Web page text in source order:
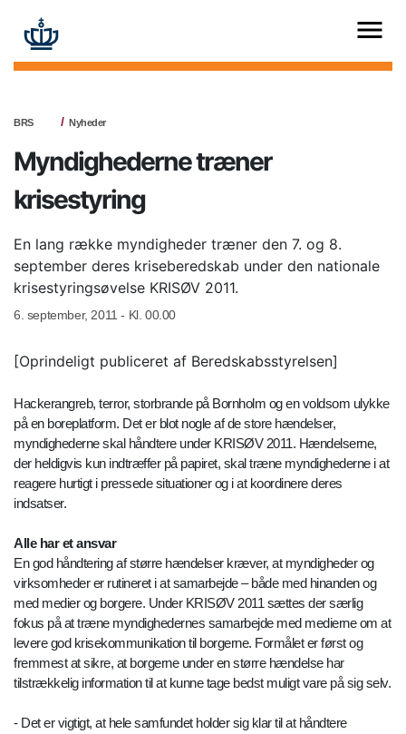
BRS Nyheder
Myndighederne træner
krisestyring
En lang række myndigheder træner den 7. og 8.
september deres kriseberedskab under den nationale
krisestyringsøvelse KRISØV 2011.
6. september, 2011 - Kl. 00.00
[Oprindeligt publiceret af Beredskabsstyrelsen]
Hackerangreb, terror, storbrande på Bornholm og en voldsom ulykke
på en boreplatform. Det er blot nogle af de store hændelser,
myndighederne skal håndtere under KRISØV 2011. Hændelserne,
der heldigvis kun indtræffer på papiret, skal træne myndighederne i at
reagere hurtigt i pressede situationer og i at koordinere deres
indsatser.
Alle har et ansvar
En god håndtering af større hændelser kræver, at myndigheder og
virksomheder er rutineret i at samarbejde – både med hinanden og
med medier og borgere. Under KRISØV 2011 sættes der særlig
fokus på at træne myndighedernes samarbejde med medierne om at
levere god krisekommunikation til borgerne. Formålet er først og
fremmest at sikre, at borgerne under en større hændelse har
tilstrækkelig information til at kunne tage bedst muligt vare på sig selv.
- Det er vigtigt, at hele samfundet holder sig klar til at håndtere